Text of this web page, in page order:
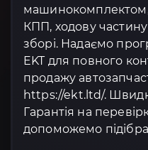
КПП, ходову
зборі. Надаємо
EKT для повного
продажу
https://ekt.ltd/.
Гарантія на
допоможемо